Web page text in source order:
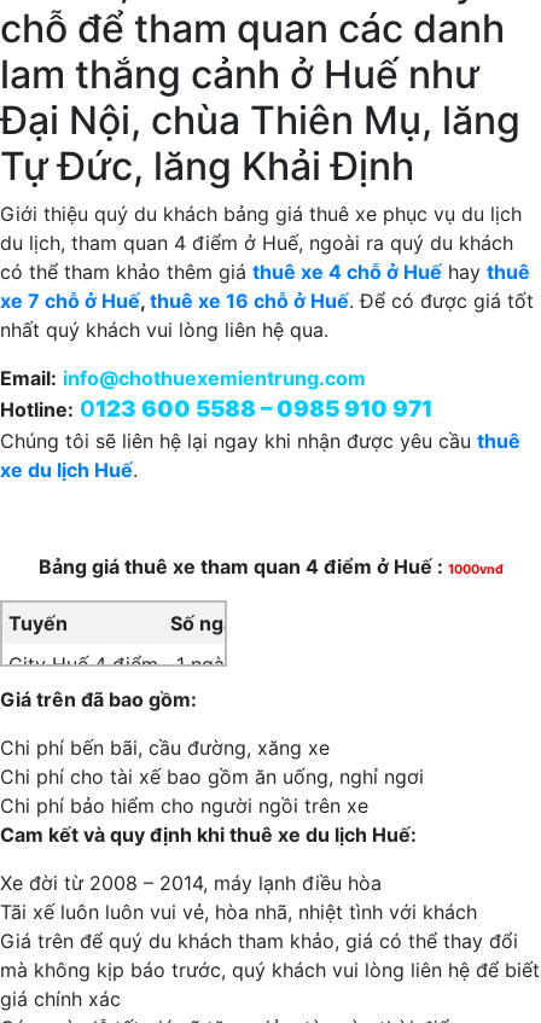
chỗ để tham quan các danh
lam thắng cảnh ở Huế như
Đại Nội, chùa Thiên Mụ, lăng
Tự Đức, lăng Khải Định
Giới thiệu quý du khách bảng giá thuê xe phục vụ du lịch
du lịch, tham quan 4 điểm ở Huế, ngoài ra quý du khách
có thể tham khảo thêm giá thuê xe 4 chỗ ở Huế hay thuê
xe 7 chỗ ở Huế, thuê xe 16 chỗ ở Huế. Để có được giá tốt
nhất quý khách vui lòng liên hệ qua.
Email: info@chothuexemientrung.com
Hotline: 0123 600 5588 – 0985 910 971
Chúng tôi sẽ liên hệ lại ngay khi nhận được yêu cầu thuê
xe du lịch Huế.
Bảng giá thuê xe tham quan 4 điểm ở Huế : 1000vnđ
Tuyến Số ngày
City Huế 4 điểm 1 ngày
Giá trên đã bao gồm:
Chi phí bến bãi, cầu đường, xăng xe
Chi phí cho tài xế bao gồm ăn uống, nghỉ ngơi
Chi phí bảo hiểm cho người ngồi trên xe
Cam kết và quy định khi thuê xe du lịch Huế:
Xe đời từ 2008 – 2014, máy lạnh điều hòa
Tãi xế luôn luôn vui vẻ, hòa nhã, nhiệt tình với khách
Giá trên để quý du khách tham khảo, giá có thể thay đổi
mà không kịp báo trước, quý khách vui lòng liên hệ để biết
giá chính xác